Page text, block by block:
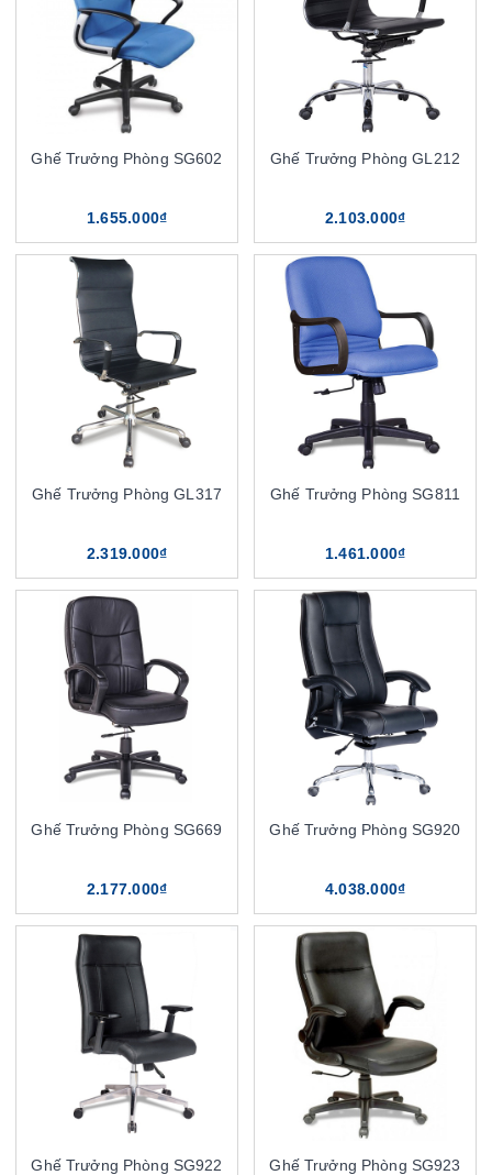
Ghế Trưởng Phòng SG602
1.655.000₫
Ghế Trưởng Phòng GL212
2.103.000₫
Ghế Trưởng Phòng GL317
2.319.000₫
Ghế Trưởng Phòng SG811
1.461.000₫
Ghế Trưởng Phòng SG669
2.177.000₫
Ghế Trưởng Phòng SG920
4.038.000₫
Ghế Trưởng Phòng SG922 Ghế Trưởng Phòng SG923